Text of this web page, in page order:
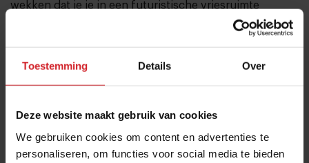
Toestemming Details Over
Deze website maakt gebruik van cookies
We gebruiken cookies om content en advertenties te
personaliseren, om functies voor social media te bieden
wekken dat je je in een futuristische vriesruimte